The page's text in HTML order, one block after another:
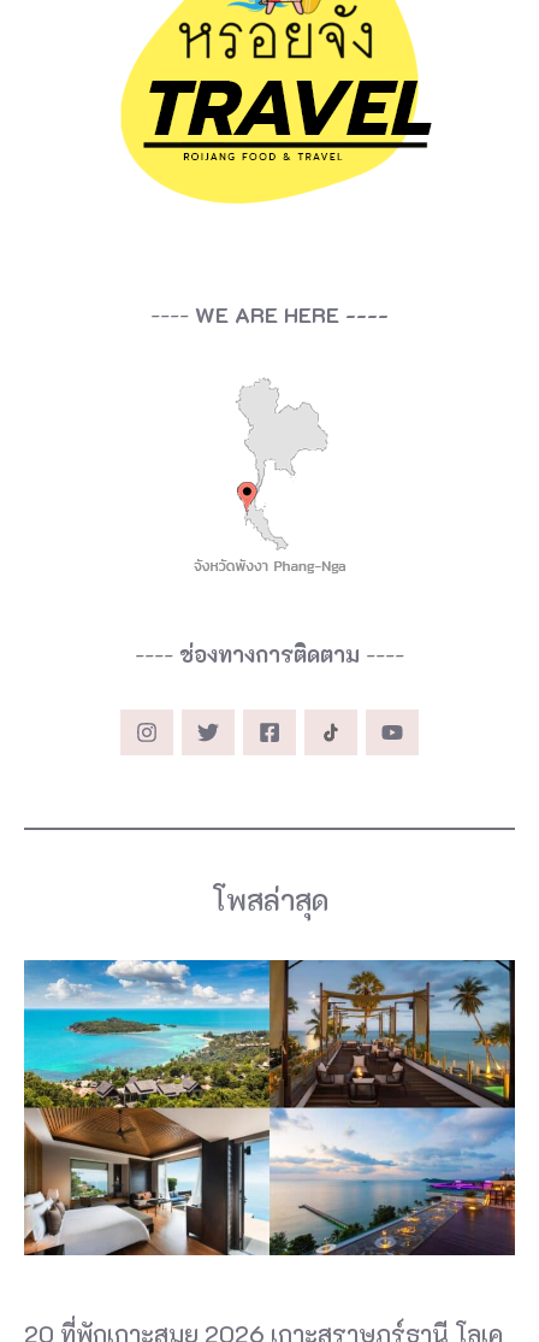
---- WE ARE HERE ----
---- ช่องทางการติดตาม ----
โพสล่าสุด
20 ที่พักเกาะสมุย 2026 เกาะสุราษฎร์ธานี โลเค